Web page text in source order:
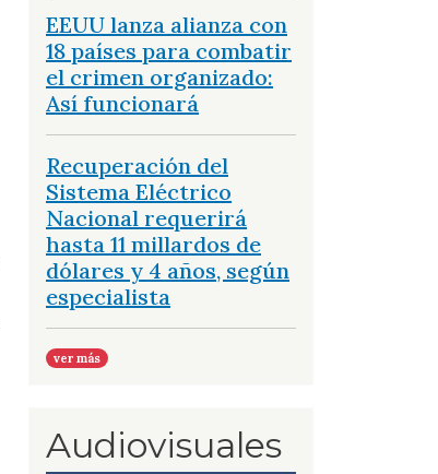
EEUU lanza alianza con
18 países para combatir
el crimen organizado:
Así funcionará
Recuperación del
Sistema Eléctrico
Nacional requerirá
hasta 11 millardos de
dólares y 4 años, según
especialista
ver más
Audiovisuales